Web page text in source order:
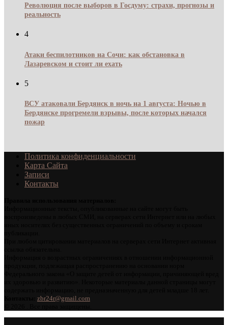
Революция после выборов в Госдуму: страхи, прогнозы и
реальность
4
Атаки беспилотников на Сочи: как обстановка в
Лазаревском и стоит ли ехать
5
ВСУ атаковали Бердянск в ночь на 1 августа: Ночью в
Бердянске прогремели взрывы, после которых начался
пожар
Политика конфиденциальности
Карта Сайта
Записи
Контакты
zbr24r@gmail.com